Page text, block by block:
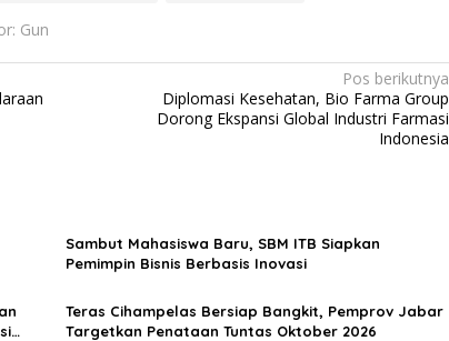
Gun
Pos berikutnya
Diplomasi Kesehatan, Bio Farma Group
Dorong Ekspansi Global Industri Farmasi
Indonesia
Sambut Mahasiswa Baru, SBM ITB Siapkan
Pemimpin Bisnis Berbasis Inovasi
Teras Cihampelas Bersiap Bangkit, Pemprov Jabar
Targetkan Penataan Tuntas Oktober 2026